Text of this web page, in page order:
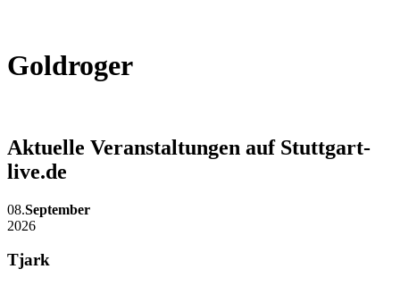
Goldroger
Aktuelle Veranstaltungen auf Stuttgart-
live.de
08.September
2026
Tjark